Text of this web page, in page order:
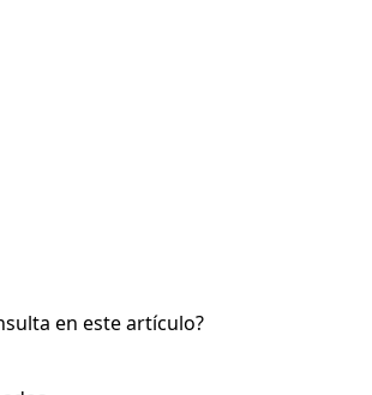
en este artículo?